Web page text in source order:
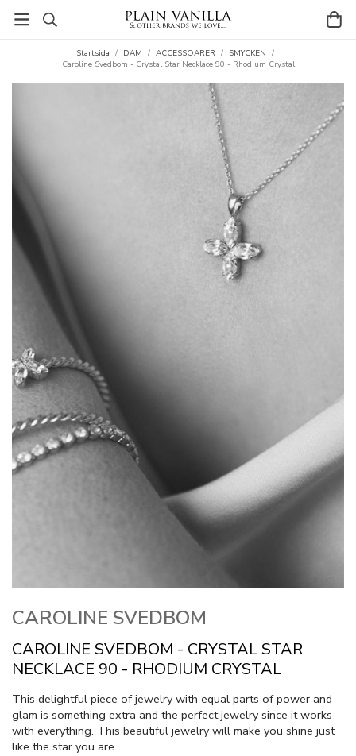
Startsida / DAM / ACCESSOARER / SMYCKEN /
Caroline Svedbom - Crystal Star Necklace 90 - Rhodium Crystal
CAROLINE SVEDBOM
CAROLINE SVEDBOM - CRYSTAL STAR
NECKLACE 90 - RHODIUM CRYSTAL
This delightful piece of jewelry with equal parts of power and
glam is something extra and the perfect jewelry since it works
with everything. This beautiful jewelry will make you shine just
like the star you are.